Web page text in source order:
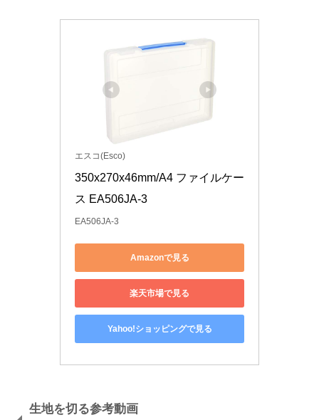
エスコ(Esco)
350x270x46mm/A4 ファイルケー
ス EA506JA-3
EA506JA-3
Amazonで見る
楽天市場で見る
Yahoo!ショッピングで見る
生地を切る参考動画